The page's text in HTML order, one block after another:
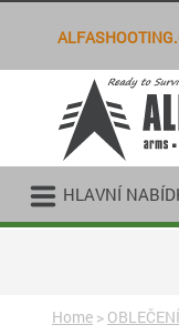
Home >
HLAVNÍ